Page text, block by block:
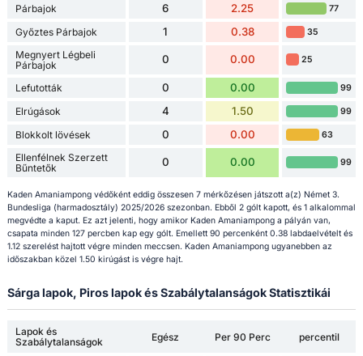
Párbajok 6 2.25 77
Győztes Párbajok 1 0.38 35
Megnyert Légbeli
Párbajok
0 0.00 25
Lefutották 0 0.00 99
Elrúgások 4 1.50 99
Blokkolt lövések 0 0.00 63
Ellenfélnek Szerzett
Bűntetők
0 0.00 99
Kaden Amaniampong védőként eddig összesen 7 mérkőzésen játszott a(z) Német 3.
Bundesliga (harmadosztály) 2025/2026 szezonban. Ebből 2 gólt kapott, és 1 alkalommal
megvédte a kaput. Ez azt jelenti, hogy amikor Kaden Amaniampong a pályán van,
csapata minden 127 percben kap egy gólt. Emellett 90 percenként 0.38 labdaelvételt és
1.12 szerelést hajtott végre minden meccsen. Kaden Amaniampong ugyanebben az
időszakban közel 1.50 kirúgást is végre hajt.
Sárga lapok, Piros lapok és Szabálytalanságok Statisztikái
Lapok és
Szabálytalanságok
Egész Per 90 Perc percentil